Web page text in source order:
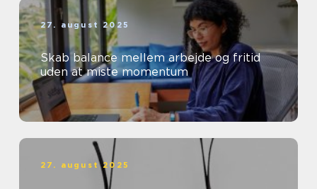
27. august 2025
Skab balance mellem arbejde og fritid
uden at miste momentum
27. august 2025